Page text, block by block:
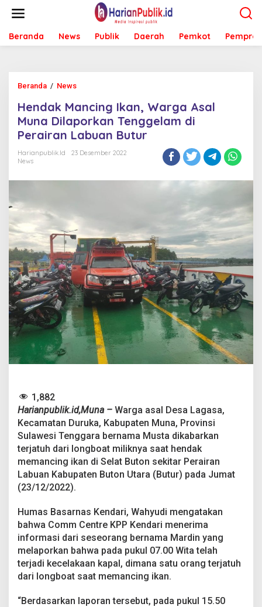
t
Beranda News Publik Daerah Pemkot Pemprov
Beranda / News
n
d
a
k
M
c
k
a
n
,
W
a
r
g
A
s
D
i
l
p
o
r
T
e
n
g
g
l
m
Hendak Mancing Ikan, Warga Asal
Muna Dilaporkan Tenggelam di
Perairan Labuan Butur
Harianpublik.id
23 Desember 2022
News
1,882
Harianpublik.id,Muna – Warga asal Desa Lagasa,
Kecamatan Duruka, Kabupaten Muna, Provinsi
Sulawesi Tenggara bernama Musta dikabarkan
terjatuh dari longboat miliknya saat hendak
memancing ikan di Selat Buton sekitar Perairan
Labuan Kabupaten Buton Utara (Butur) pada Jumat
(23/12/2022).
Humas Basarnas Kendari, Wahyudi mengatakan
bahwa Comm Centre KPP Kendari menerima
informasi dari seseorang bernama Mardin yang
melaporkan bahwa pada pukul 07.00 Wita telah
terjadi kecelakaan kapal, dimana satu orang terjatuh
dari longboat saat memancing ikan.
“Berdasarkan laporan tersebut, pada pukul 15.50